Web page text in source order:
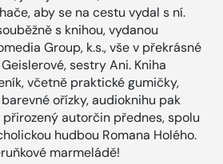
aby se na cestu vydal s ní.
s knihou, vydanou
Group, k.s., vše v překrásné
sestry Ani. Kniha
včetně praktické gumičky,
ořízky, audioknihu pak
autorčin přednes, spolu
hudbou Romana Holého.
marmeládě!